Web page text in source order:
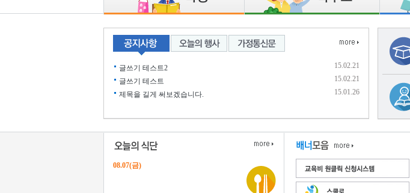
글쓰기 테스트2
15.02.21
글쓰기 테스트
15.02.21
제목을 길게 써보겠습니다.
15.01.26
08.07(금)